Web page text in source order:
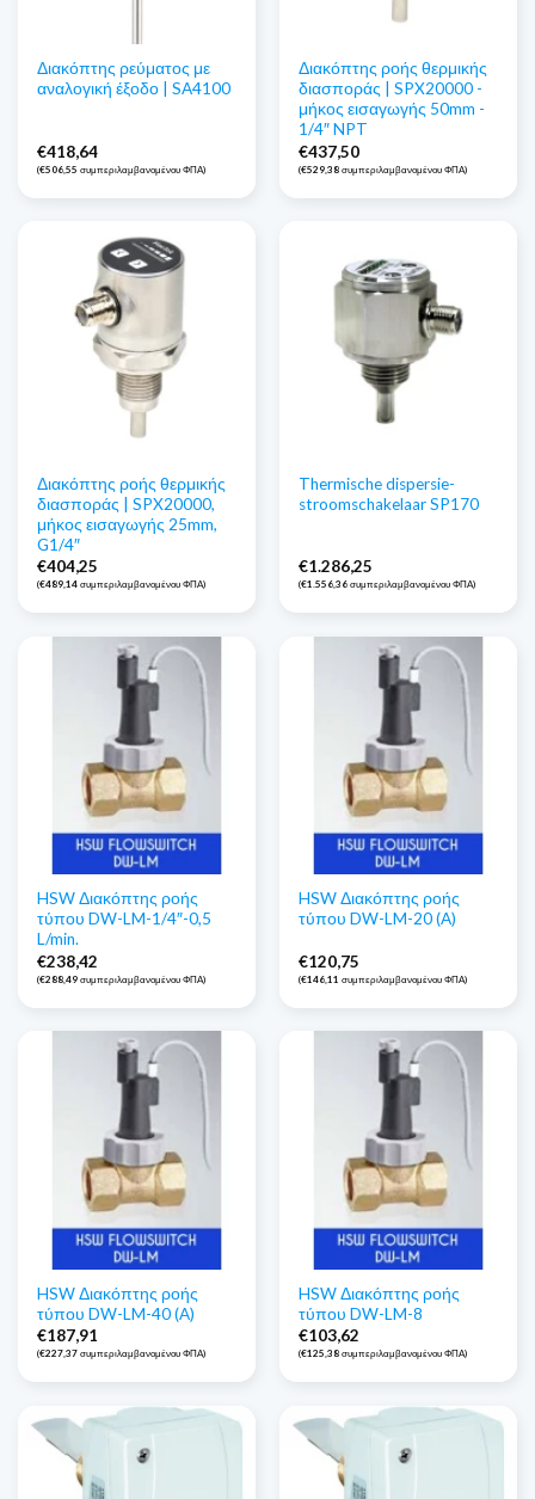
Διακόπτης ρεύματος με
αναλογική έξοδο | SA4100
€418,64
(€506,55 συμπεριλαμβανομένου ΦΠΑ)
Διακόπτης ροής θερμικής
διασποράς | SPX20000 -
μήκος εισαγωγής 50mm -
1/4″ NPT
€437,50
(€529,38 συμπεριλαμβανομένου ΦΠΑ)
Διακόπτης ροής θερμικής
διασποράς | SPX20000,
μήκος εισαγωγής 25mm,
G1/4″
€404,25
(€489,14 συμπεριλαμβανομένου ΦΠΑ)
Thermische dispersie-
stroomschakelaar SP170
€1.286,25
(€1.556,36 συμπεριλαμβανομένου ΦΠΑ)
HSW Διακόπτης ροής
τύπου DW-LM-1/4″-0,5
L/min.
€238,42
(€288,49 συμπεριλαμβανομένου ΦΠΑ)
HSW Διακόπτης ροής
τύπου DW-LM-20 (A)
€120,75
(€146,11 συμπεριλαμβανομένου ΦΠΑ)
HSW Διακόπτης ροής
τύπου DW-LM-40 (A)
€187,91
(€227,37 συμπεριλαμβανομένου ΦΠΑ)
HSW Διακόπτης ροής
τύπου DW-LM-8
€103,62
(€125,38 συμπεριλαμβανομένου ΦΠΑ)